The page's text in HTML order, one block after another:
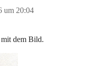
um 20:04
mit dem Bild.